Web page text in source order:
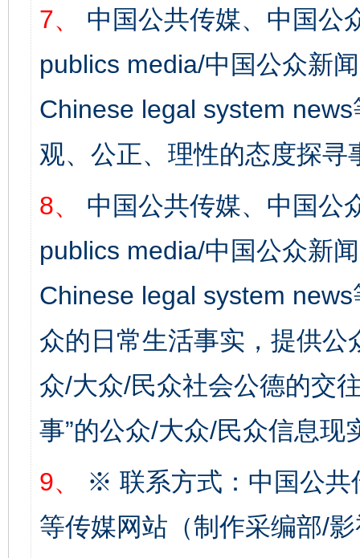
7、
中国公共传媒、中国公
publics media/中国公众新
Chinese legal system
观、公正、理性的态度探寻
8、
中国公共传媒、中国公
publics media/中国公众新
Chinese legal system
众的日常生活事实，提供
众/大众/民众社会公德的交
事”的公众/大众/民众信息现
9、
※ 联系方式：中国公共
等传媒网站（制作采编部/
完善运行机制助力责任有效落实 一纸欠